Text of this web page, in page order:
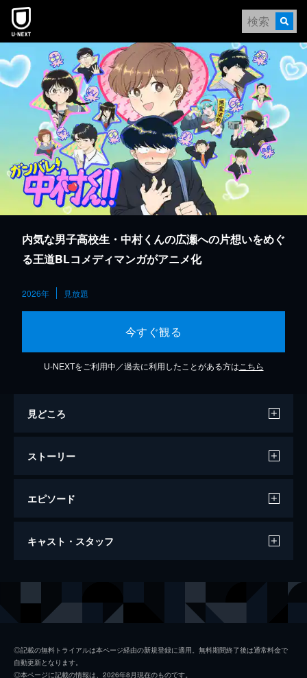
本文へスキップ
内気な男子高校生・中村くんの広瀬への片想いをめぐ
る王道BLコメディマンガがアニメ化
2026年 見放題
今すぐ観る
U-NEXTをご利用中／過去に利用したことがある方は こちら
見どころ
ストーリー
エピソード
第1話 ガンバレ！中村くん！！
たが、妄想で準備を重ねる...。「今日こそ話
黒い影に教室は大混乱。退治役を押し付けら
れた中村は内心ビビりつつもこれは「広瀬の
キャスト・スタッフ
広瀬愛貴 榊原優希
◎記載の無料トライアルは本ページ経由の新規登録に適用。無料期間終了後は通常料金で
自動更新となります。
◎本ページに記載の情報は、2026年8月現在のものです。